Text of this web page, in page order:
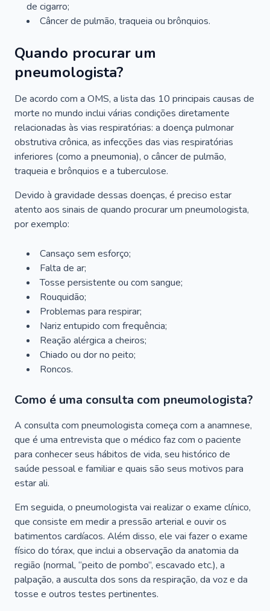
de cigarro;
Câncer de pulmão, traqueia ou brônquios.
Quando procurar um
pneumologista?
De acordo com a OMS, a lista das 10 principais causas de
morte no mundo inclui várias condições diretamente
relacionadas às vias respiratórias: a doença pulmonar
obstrutiva crônica, as infecções das vias respiratórias
inferiores (como a pneumonia), o câncer de pulmão,
traqueia e brônquios e a tuberculose.
Devido à gravidade dessas doenças, é preciso estar
atento aos sinais de quando procurar um pneumologista,
por exemplo:
Cansaço sem esforço;
Falta de ar;
Tosse persistente ou com sangue;
Rouquidão;
Problemas para respirar;
Nariz entupido com frequência;
Reação alérgica a cheiros;
Chiado ou dor no peito;
Roncos.
Como é uma consulta com pneumologista?
A consulta com pneumologista começa com a anamnese,
que é uma entrevista que o médico faz com o paciente
para conhecer seus hábitos de vida, seu histórico de
saúde pessoal e familiar e quais são seus motivos para
estar ali.
Em seguida, o pneumologista vai realizar o exame clínico,
que consiste em medir a pressão arterial e ouvir os
batimentos cardíacos. Além disso, ele vai fazer o exame
físico do tórax, que inclui a observação da anatomia da
região (normal, “peito de pombo”, escavado etc.), a
palpação, a ausculta dos sons da respiração, da voz e da
tosse e outros testes pertinentes.